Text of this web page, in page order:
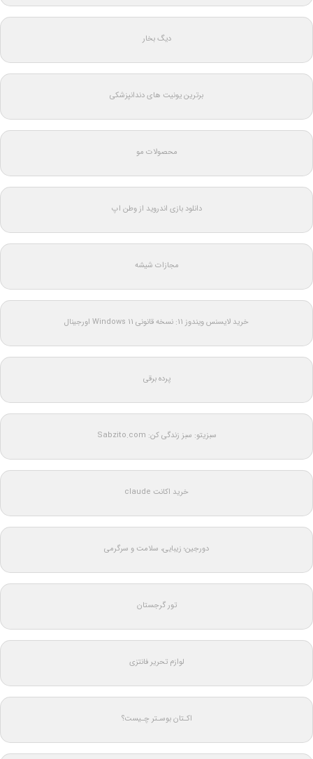
دیگ بخار
برترین یونیت های دندانپزشکی
محصولات مو
دانلود بازی اندروید از وطن اپ
مجازات شیشه
خرید لایسنس ویندوز 11: نسخه قانونی Windows 11 اورجینال
پرده برقی
سبزیتو: سبز زندگی کن: Sabzito.com
خرید اکانت claude
دورجین؛ زیبایی، سلامت و سرگرمی
تور گرجستان
لوازم تحریر فانتزی
اکـتان بوسـتر چـیست؟